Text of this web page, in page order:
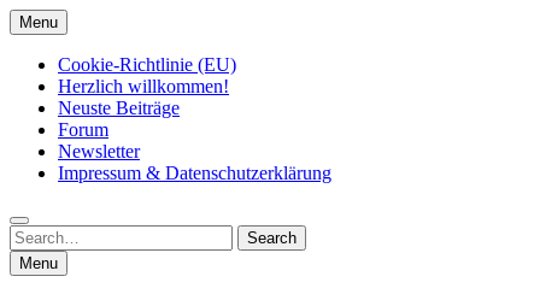
Skip
to
content
Menu
Cookie-Richtlinie (EU)
Herzlich willkommen!
Neuste Beiträge
Forum
Newsletter
Impressum & Datenschutzerklärung
Search
for:
Search
Menu